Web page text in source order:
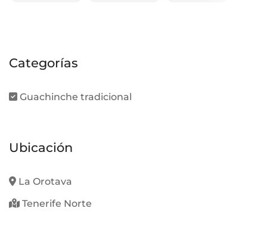
Categorías
Guachinche tradicional
Ubicación
La Orotava
Tenerife Norte